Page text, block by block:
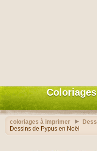
coloriages à imprimer
Dessins de Pypus en Noël